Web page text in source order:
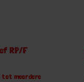
RP/F
tot meerdere